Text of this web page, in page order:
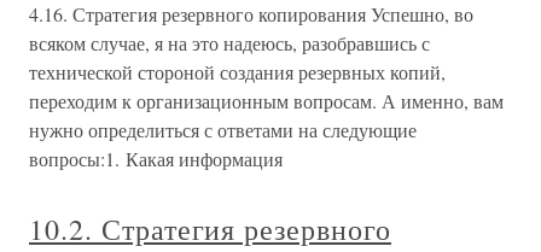
4.16. Стратегия резервного копирования Успешно, во
всяком случае, я на это надеюсь, разобравшись с
технической стороной создания резервных копий,
переходим к организационным вопросам. А именно, вам
нужно определиться с ответами на следующие
вопросы:1. Какая информация
10.2. Стратегия резервного